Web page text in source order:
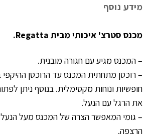
מידע נוסף
מכנס סטרצ' איכותי מבית Regatta.
– המכנס מגיע עם חגורה מובנית.
– רוכסן מתחתית המכנס עד הרוכסן
חופשיות ונוחות מקסימלית. בנוסף ניתן
את הרגל עם הנעל.
– גומי המאפשר הצרה של המכנס מעל הנעל
הרצפה.